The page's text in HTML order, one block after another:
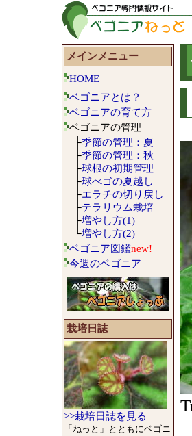
メインメニュー
HOME
ベゴニアとは？
ベゴニアの育て方
ベゴニアの管理
├季節の管理：夏
├季節の管理：秋
├球根の初期管理
├球べゴの夏越し
├エラチの切り戻し
├テラリウム栽培
├増やし方(1)
└増やし方(2)
ベゴニア図鑑new!
今週のベゴニア
栽培日誌
>>栽培日誌を見る
「ねっと」とともにベゴニ